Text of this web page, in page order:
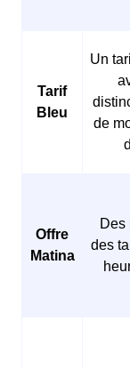
Tarif
Bleu
Un
de
Offre
Matina
Des
des